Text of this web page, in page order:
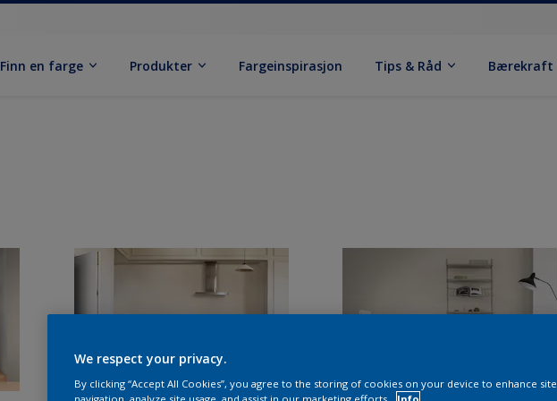
Finn en farge Produkter Fargeinspirasjon Tips & Råd Bærekraft
We respect your privacy.
By clicking “Accept All Cookies”, you agree to the storing of cookies on your device to enhance site